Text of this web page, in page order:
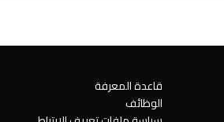
قاعدة المعرفة
الوظائف